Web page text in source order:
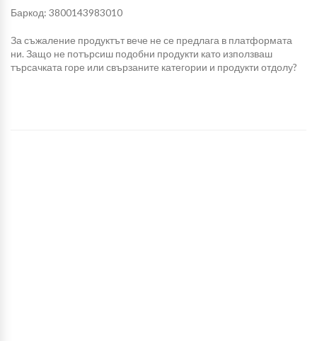
Баркод: 3800143983010
За съжаление продуктът вече не се предлага в платформата
ни. Защо не потърсиш подобни продукти като използваш
търсачката горе или свързаните категории и продукти отдолу?